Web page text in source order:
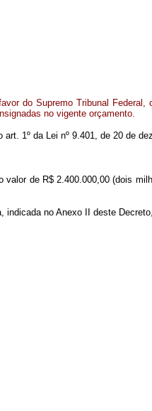
do Supremo Tribunal Federal,
no vigente orçamento.
1º da Lei nº 9.401, de 20 de
de R$ 2.400.000,00 (dois
no Anexo II deste